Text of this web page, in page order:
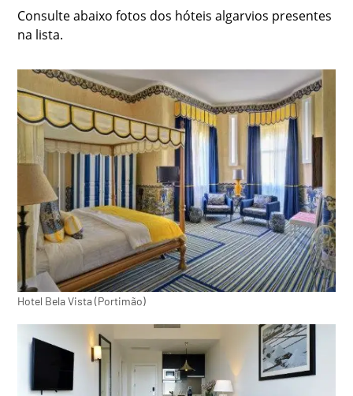
Consulte abaixo fotos dos hóteis algarvios presentes
na lista.
Hotel Bela Vista (Portimão)